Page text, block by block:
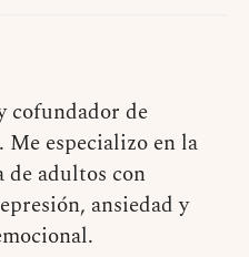
cofundador de
Me especializo en la
adultos con
ansiedad y